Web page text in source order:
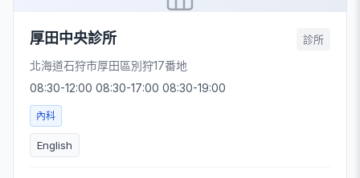
厚田中央診所 診所
北海道石狩市厚田區別狩17番地
08:30-12:00 08:30-17:00 08:30-19:00
內科
English